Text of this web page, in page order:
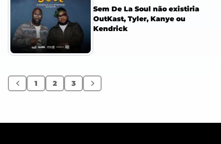
Sem De La Soul não existiria
OutKast, Tyler, Kanye ou
Kendrick
Anterior
1 2 3 Próximo